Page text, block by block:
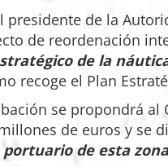
presidente de la
de reordenación
de la
recoge el Plan
se propondrá
de euros y se
de esta